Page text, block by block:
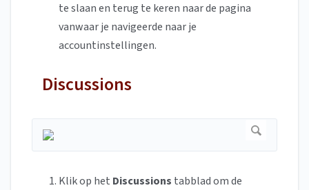
te slaan en terug te keren naar de pagina
vanwaar je navigeerde naar je
accountinstellingen.
Discussions
Klik op het Discussions tabblad om de